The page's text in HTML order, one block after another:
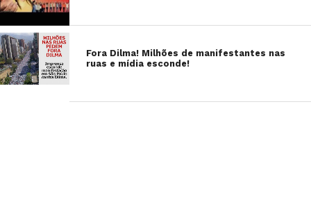
Fora Dilma! Milhões de manifestantes nas
ruas e mídia esconde!